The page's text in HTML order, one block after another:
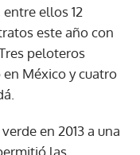
ellos 12
este año con
peloteros
México y cuatro
en 2013 a una
las